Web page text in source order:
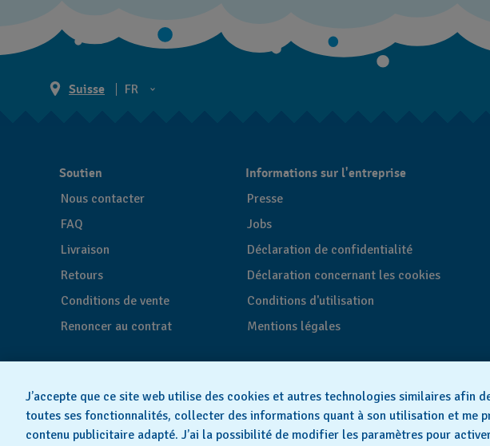
Suisse
FR
FR
Soutien
Nous contacter
FAQ
Livraison
Retours
Conditions de vente
Renoncer au contrat
Informations sur l'entreprise
Presse
Jobs
Déclaration de confidentialité
Déclaration concernant les cookies
Conditions d'utilisation
Mentions légales
J’accepte que ce site web utilise des cookies et autres technologies similaires afin
toutes ses fonctionnalités, collecter des informations quant à son utilisation et me
contenu publicitaire adapté. J’ai la possibilité de modifier les paramètres pour